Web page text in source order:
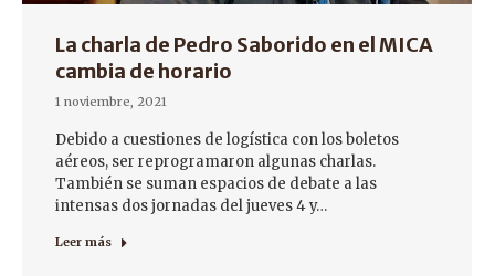
La charla de Pedro Saborido en el MICA
cambia de horario
1 noviembre, 2021
Debido a cuestiones de logística con los boletos
aéreos, ser reprogramaron algunas charlas.
También se suman espacios de debate a las
intensas dos jornadas del jueves 4 y…
Leer más